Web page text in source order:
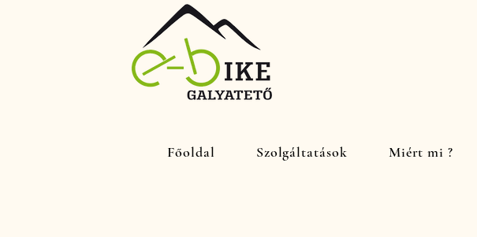
Főoldal Szolgáltatások Miért mi ?